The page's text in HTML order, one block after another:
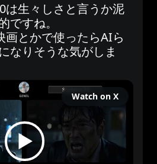
は生々しさと言うか泥
ですね。
画とかで使ったらAIら
なりそうな気がしま
Watch on X